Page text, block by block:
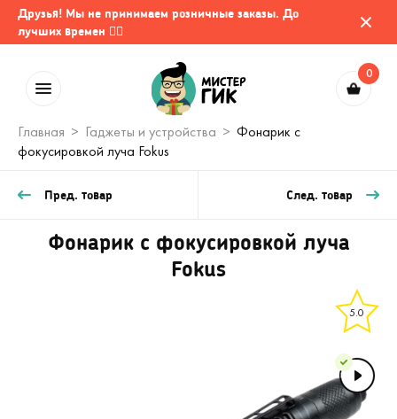
Друзья! Мы не принимаем розничные заказы. До
лучших времен 🤷‍♂️
0
Главная Гаджеты и устройства
Фонарик с
фокусировкой луча Fokus
Пред. товар След. товар
Фонарик с фокусировкой луча
Fokus
5.0